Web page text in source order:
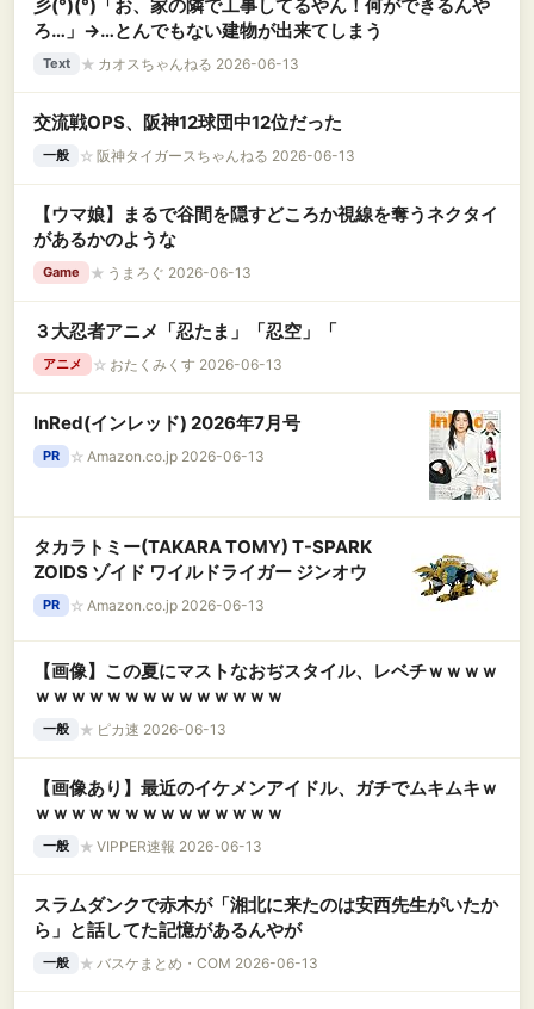
彡(°)(°)「お、家の隣で工事してるやん！何ができるんや
ろ…」→…とんでもない建物が出来てしまう
Text ★ カオスちゃんねる 2026-06-13
交流戦OPS、阪神12球団中12位だった
一般 ☆ 阪神タイガースちゃんねる 2026-06-13
【ウマ娘】まるで谷間を隠すどころか視線を奪うネクタイ
があるかのような
Game ★ うまろぐ 2026-06-13
３大忍者アニメ「忍たま」「忍空」「
アニメ ☆ おたくみくす 2026-06-13
InRed(インレッド) 2026年7月号
PR ☆ Amazon.co.jp 2026-06-13
タカラトミー(TAKARA TOMY) T-SPARK
ZOIDS ゾイド ワイルドライガー ジンオウ
PR ☆ Amazon.co.jp 2026-06-13
【画像】この夏にマストなおぢスタイル、レベチｗｗｗｗ
ｗｗｗｗｗｗｗｗｗｗｗｗｗｗ
一般 ★ ピカ速 2026-06-13
【画像あり】最近のイケメンアイドル、ガチでムキムキｗ
ｗｗｗｗｗｗｗｗｗｗｗｗｗｗ
一般 ★ VIPPER速報 2026-06-13
スラムダンクで赤木が「湘北に来たのは安西先生がいたか
ら」と話してた記憶があるんやが
一般 ★ バスケまとめ・COM 2026-06-13